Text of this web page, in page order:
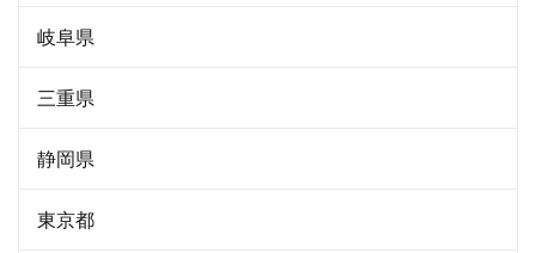
岐阜県
三重県
静岡県
東京都